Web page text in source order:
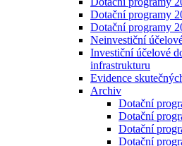
Dotační programy
Dotační programy
Neinvestiční
Investiční účelové
infrastrukturu
Evidence
Archiv
Dotační
Dotační
Dotační
Dotační